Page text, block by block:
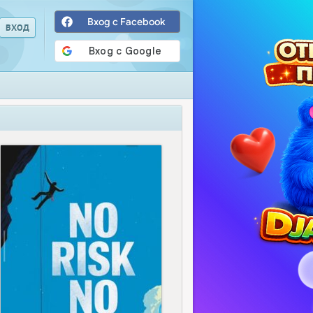
Вход с Facebook